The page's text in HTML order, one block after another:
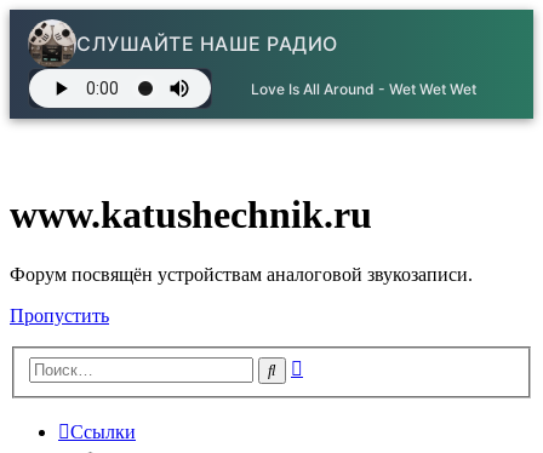
СЛУШАЙТЕ НАШЕ РАДИО
Love Is All Around - Wet Wet Wet
www.katushechnik.ru
Форум посвящён устройствам аналоговой звукозаписи.
Пропустить
Поиск
Ссылки